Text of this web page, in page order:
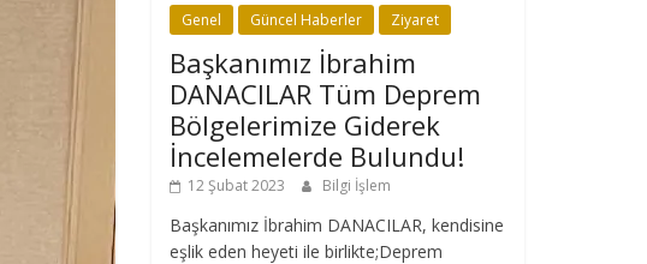
Genel Güncel Haberler Ziyaret
Başkanımız İbrahim
DANACILAR Tüm Deprem
Bölgelerimize Giderek
İncelemelerde Bulundu!
12 Şubat 2023 Bilgi İşlem
Başkanımız İbrahim DANACILAR, kendisine
eşlik eden heyeti ile birlikte;Deprem